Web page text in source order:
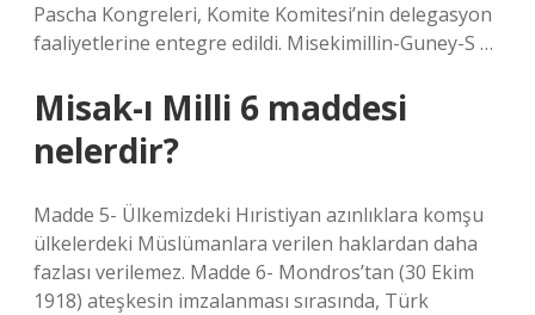
Pascha Kongreleri, Komite Komitesi’nin delegasyon
faaliyetlerine entegre edildi. Misekimillin-Guney-S …
Misak-ı Milli 6 maddesi
nelerdir?
Madde 5- Ülkemizdeki Hıristiyan azınlıklara komşu
ülkelerdeki Müslümanlara verilen haklardan daha
fazlası verilemez. Madde 6- Mondros’tan (30 Ekim
1918) ateşkesin imzalanması sırasında, Türk